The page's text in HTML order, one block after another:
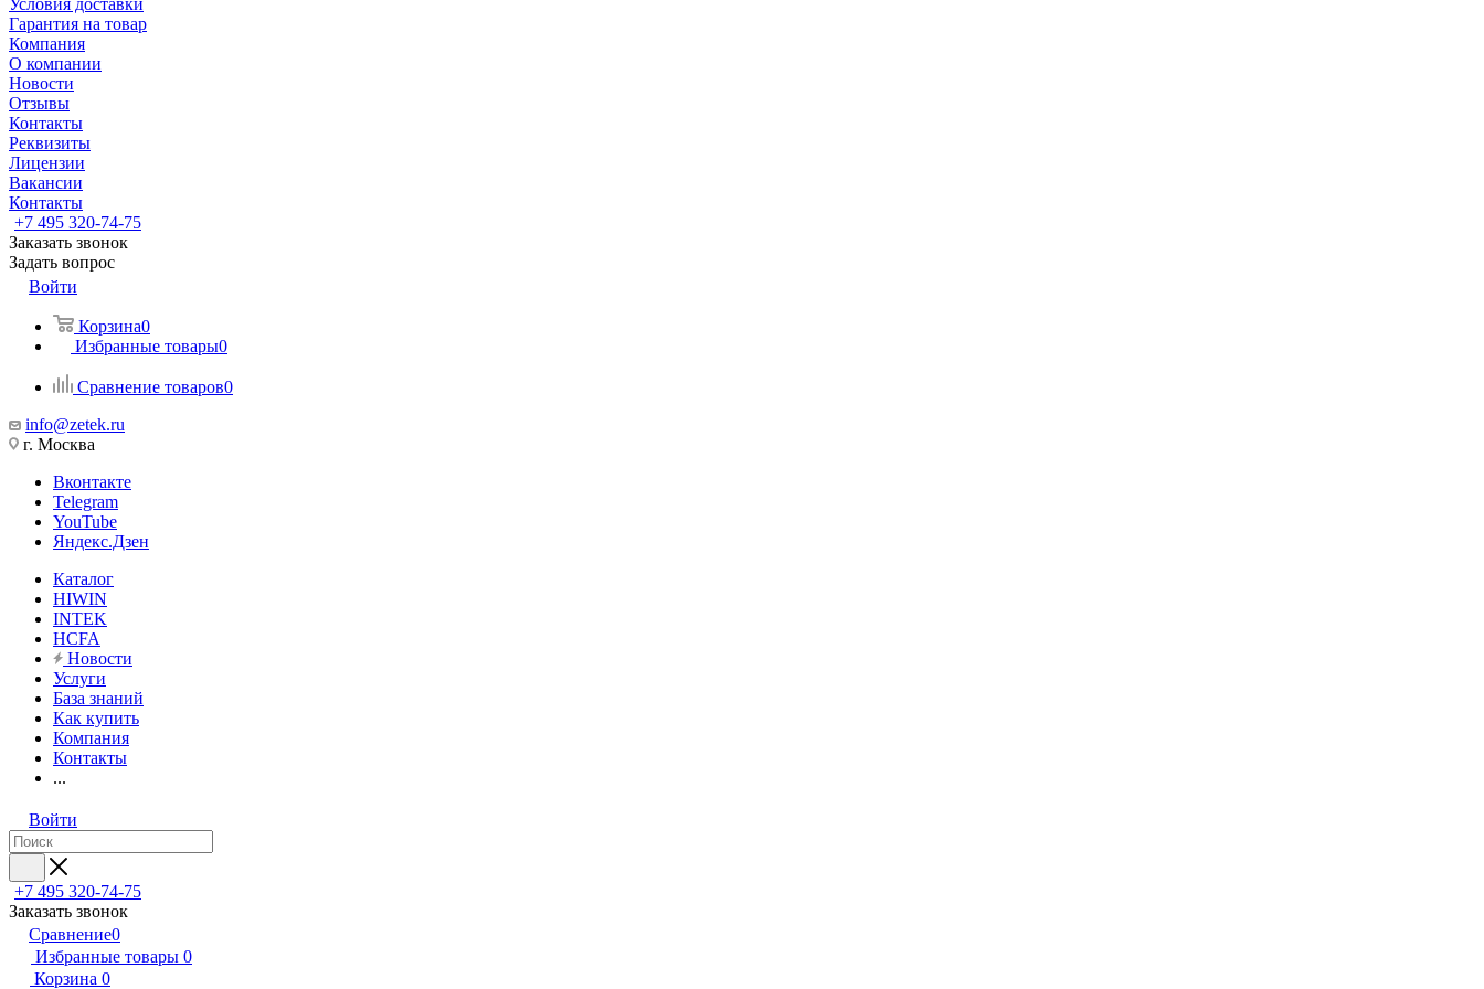
Условия доставки
Гарантия на товар
Компания
О компании
Новости
Отзывы
Контакты
Реквизиты
Лицензии
Вакансии
Контакты
+7 495 320-74-75
Заказать звонок
Задать вопрос
Войти
Корзина0
Избранные товары0
Сравнение товаров0
info@zetek.ru
г. Москва
Вконтакте
Telegram
YouTube
Яндекс.Дзен
Каталог
HIWIN
INTEK
HCFA
Новости
Услуги
База знаний
Как купить
Компания
Контакты
...
Войти
+7 495 320-74-75
Заказать звонок
Сравнение0
Избранные товары 0
Корзина 0